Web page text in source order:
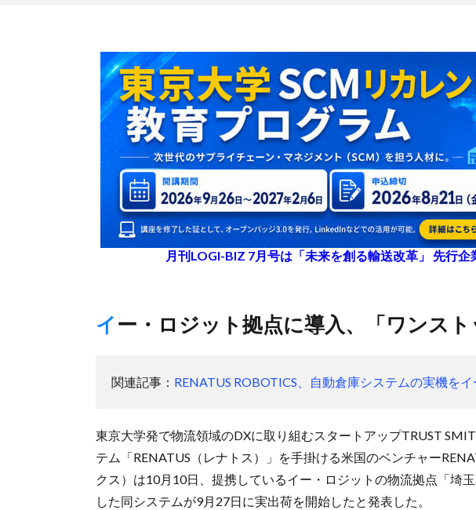
月刊LOGI-BIZ 7月号は「未来を創る輸送改革」 先行
イー・ロジット拠点に導入、「ワンス
関連記事： RENATUS ROBOTICS、自動倉庫システムの実機を
東京大学発で物流領域のDXに取り組むスタートアップTRUST
テム「RENATUS（レナトス）」を手掛ける米国のベンチャー
クス）は10月10日、提携しているイー・ロジットの物流拠点「埼
した同システムが9月27日に実出荷を開始したと発表した。